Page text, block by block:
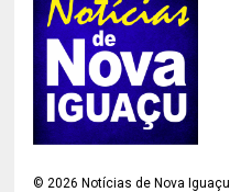
©2026 Notícias de Nova Iguaçu